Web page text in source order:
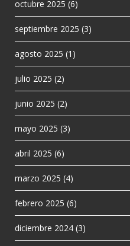
octubre 2025 (6)
septiembre 2025 (3)
agosto 2025 (1)
julio 2025 (2)
junio 2025 (2)
mayo 2025 (3)
abril 2025 (6)
marzo 2025 (4)
febrero 2025 (6)
diciembre 2024 (3)